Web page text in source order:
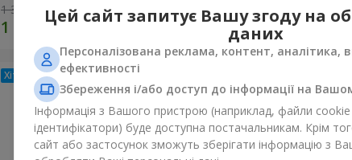
1 399 грн Замовити 1 699 грн
Цей сайт запитує Вашу згоду на
даних
Персоналізована реклама, контент, аналітика,
ефективності
Збереження і/або доступ до інформації на
Інформація з Вашого пристрою (наприклад, файли cookie
ідентифікатори) буде доступна постачальникам. Крім
сайт або застосунок зможуть зберігати інформацію з